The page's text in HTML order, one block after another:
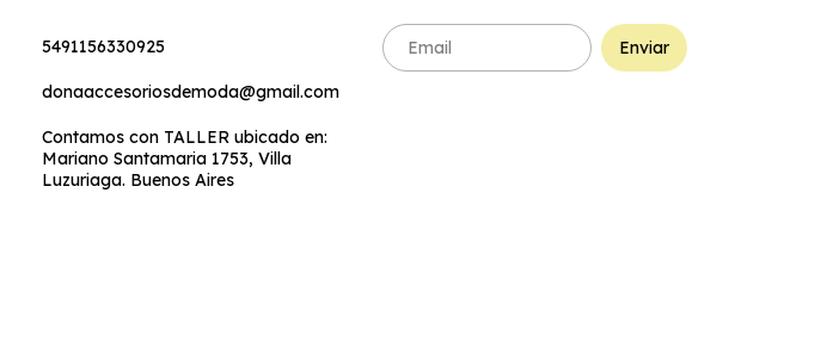
5491156330925
donaaccesoriosdemoda@gmail.com
Contamos con TALLER ubicado en:
Mariano Santamaria 1753, Villa
Luzuriaga. Buenos Aires